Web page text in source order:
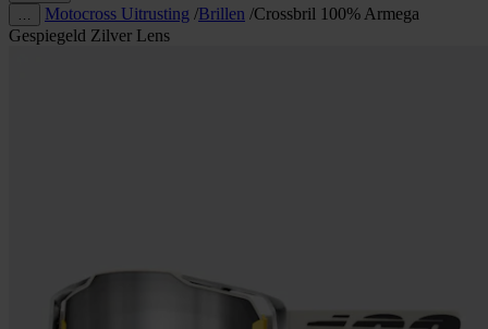
Motocross Uitrusting /Brillen /Crossbril 100% Armega
Gespiegeld Zilver Lens